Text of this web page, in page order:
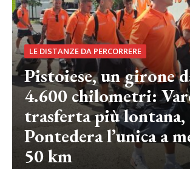
LE DISTANZE DA PERCORRERE
Pistoiese, un girone
4.600 chilometri:
trasferta più lontana,
Pontedera l’unica a
50 km